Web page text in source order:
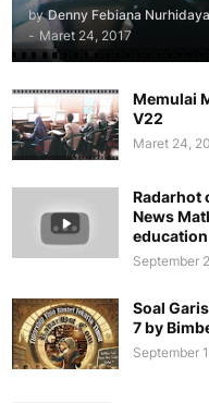
by Denny Febiana
- Maret 24, 2017
Memulai
V22
Maret 24,
Radarhot
News
education
September
Soal
7 by
September